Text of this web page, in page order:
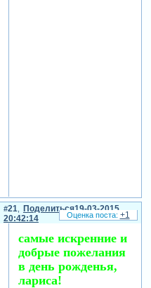
Поделиться
21
19-03-2015
20:42:14
самые искренние и
добрые пожелания
в день рожденья,
лариса!
+1